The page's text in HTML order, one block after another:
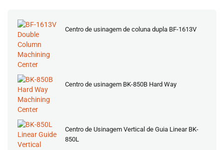
Centro de usinagem de coluna dupla BF-1613V
Centro de usinagem BK-850B Hard Way
Centro de Usinagem Vertical de Guia Linear BK-
850L